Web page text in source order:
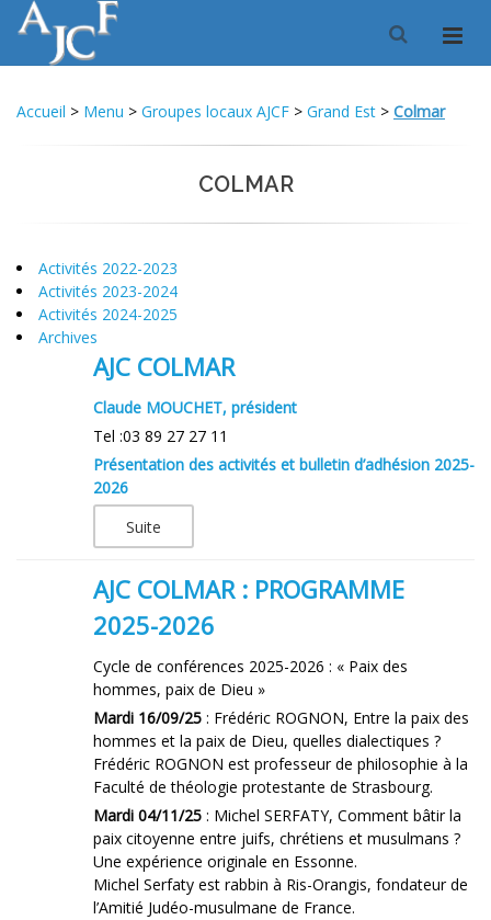
Accueil > Menu > Groupes locaux AJCF > Grand Est > Colmar
COLMAR
Activités 2022-2023
Activités 2023-2024
Activités 2024-2025
Archives
AJC COLMAR
Claude MOUCHET, président
Tel :03 89 27 27 11
Présentation des activités et bulletin d’adhésion 2025-
2026
Suite
AJC COLMAR : PROGRAMME
2025-2026
Cycle de conférences 2025-2026 : « Paix des
hommes, paix de Dieu »
Mardi 16/09/25 : Frédéric ROGNON, Entre la paix des
hommes et la paix de Dieu, quelles dialectiques ?
Frédéric ROGNON est professeur de philosophie à la
Faculté de théologie protestante de Strasbourg.
Mardi 04/11/25 : Michel SERFATY, Comment bâtir la
paix citoyenne entre juifs, chrétiens et musulmans ?
Une expérience originale en Essonne.
Michel Serfaty est rabbin à Ris-Orangis, fondateur de
l’Amitié Judéo-musulmane de France.